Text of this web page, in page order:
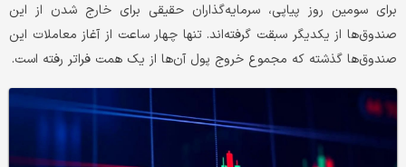
برای سومین روز پیاپی، سرمایه‌گذاران حقیقی برای خارج شدن از این
صندوق‌ها از یکدیگر سبقت گرفته‌اند. تنها چهار ساعت از آغاز معاملات این
صندوق‌ها گذشته که مجموع خروج پول آن‌ها از یک همت فراتر رفته است.